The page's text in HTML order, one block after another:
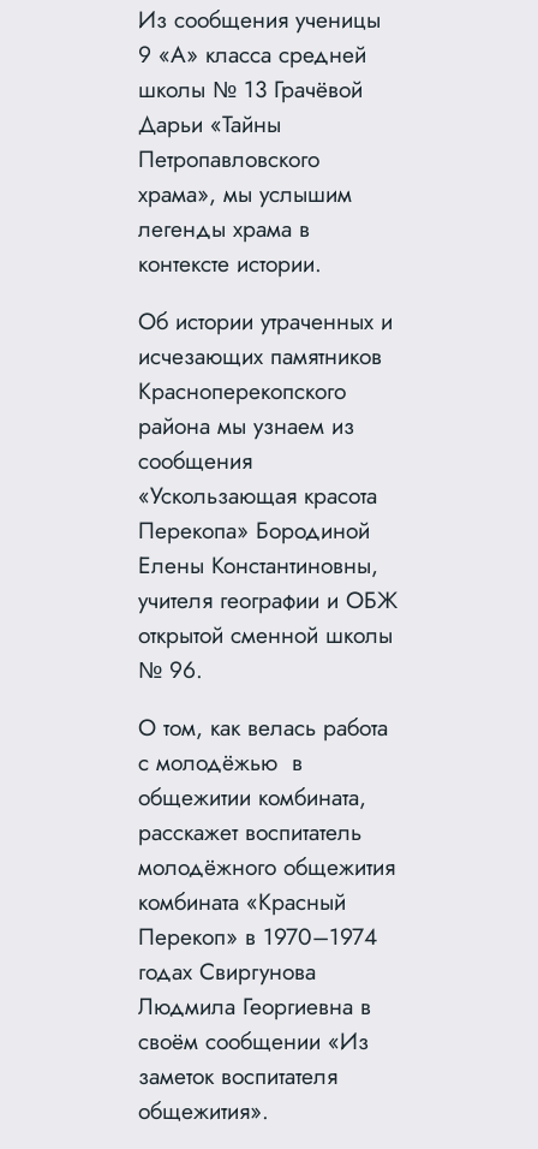
Из сообщения ученицы
9 «А» класса средней
школы № 13 Грачёвой
Дарьи «Тайны
Петропавловского
храма», мы услышим
легенды храма в
контексте истории.
Об истории утраченных и
исчезающих памятников
Красноперекопского
района мы узнаем из
сообщения
«Ускользающая красота
Перекопа» Бородиной
Елены Константиновны,
учителя географии и ОБЖ
открытой сменной школы
№ 96.
О том, как велась работа
с молодёжью в
общежитии комбината,
расскажет воспитатель
молодёжного общежития
комбината «Красный
Перекоп» в 1970–1974
годах Свиргунова
Людмила Георгиевна в
своём сообщении «Из
заметок воспитателя
общежития».